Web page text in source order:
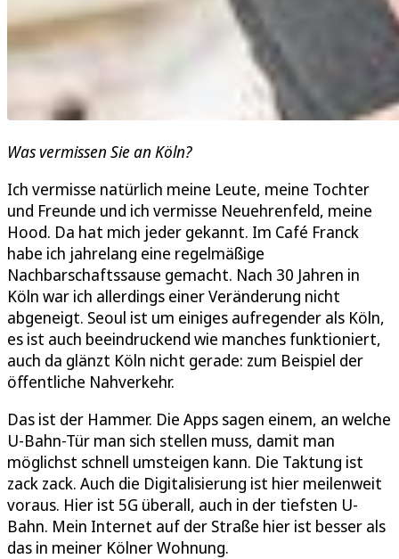
Was vermissen Sie an Köln?
Ich vermisse natürlich meine Leute, meine Tochter
und Freunde und ich vermisse Neuehrenfeld, meine
Hood. Da hat mich jeder gekannt. Im Café Franck
habe ich jahrelang eine regelmäßige
Nachbarschaftssause gemacht. Nach 30 Jahren in
Köln war ich allerdings einer Veränderung nicht
abgeneigt. Seoul ist um einiges aufregender als Köln,
es ist auch beeindruckend wie manches funktioniert,
auch da glänzt Köln nicht gerade: zum Beispiel der
öffentliche Nahverkehr.
Das ist der Hammer. Die Apps sagen einem, an welche
U-Bahn-Tür man sich stellen muss, damit man
möglichst schnell umsteigen kann. Die Taktung ist
zack zack. Auch die Digitalisierung ist hier meilenweit
voraus. Hier ist 5G überall, auch in der tiefsten U-
Bahn. Mein Internet auf der Straße hier ist besser als
das in meiner Kölner Wohnung.